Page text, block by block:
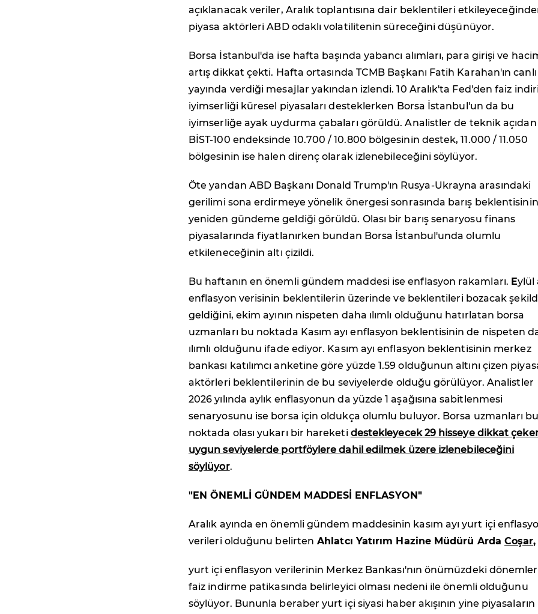
açıklanacak veriler, Aralık toplantısına dair beklentileri
piyasa aktörleri ABD odaklı volatilitenin süreceğini düşünüyor.
Borsa İstanbul'da ise hafta başında yabancı alımları, para girişi ve
artış dikkat çekti. Hafta ortasında TCMB Başkanı Fatih Karahan'ın canlı
yayında verdiği mesajlar yakından izlendi. 10 Aralık'ta Fed'den faiz
iyimserliği küresel piyasaları desteklerken Borsa İstanbul'un da bu
iyimserliğe ayak uydurma çabaları görüldü. Analistler de teknik açıdan
BİST-100 endeksinde 10.700 / 10.800 bölgesinin destek, 11.000 / 11.050
bölgesinin ise halen direnç olarak izlenebileceğini söylüyor.
Öte yandan ABD Başkanı Donald Trump'ın Rusya-Ukrayna arasındaki
gerilimi sona erdirmeye yönelik önergesi sonrasında barış beklentisinin
yeniden gündeme geldiği görüldü. Olası bir barış senaryosu finans
piyasalarında fiyatlanırken bundan Borsa İstanbul'unda olumlu
etkileneceğinin altı çizildi.
Bu haftanın en önemli gündem maddesi ise enflasyon rakamları. Eylül
enflasyon verisinin beklentilerin üzerinde ve beklentileri bozacak
geldiğini, ekim ayının nispeten daha ılımlı olduğunu hatırlatan borsa
uzmanları bu noktada Kasım ayı enflasyon beklentisinin de nispeten
ılımlı olduğunu ifade ediyor. Kasım ayı enflasyon beklentisinin merkez
bankası katılımcı anketine göre yüzde 1.59 olduğunun altını çizen
aktörleri beklentilerinin de bu seviyelerde olduğu görülüyor. Analistler
2026 yılında aylık enflasyonun da yüzde 1 aşağısına sabitlenmesi
senaryosunu ise borsa için oldukça olumlu buluyor. Borsa uzmanları bu
noktada olası yukarı bir hareketi destekleyecek 29 hisseye dikkat
uygun seviyelerde portföylere dahil edilmek üzere izlenebileceğini
söylüyor.
"EN ÖNEMLİ GÜNDEM MADDESİ ENFLASYON"
Aralık ayında en önemli gündem maddesinin kasım ayı yurt içi
verileri olduğunu belirten Ahlatcı Yatırım Hazine Müdürü Arda Coşar,
yurt içi enflasyon verilerinin Merkez Bankası'nın önümüzdeki
faiz indirme patikasında belirleyici olması nedeni ile önemli olduğunu
söylüyor. Bununla beraber yurt içi siyasi haber akışının yine piyasaların